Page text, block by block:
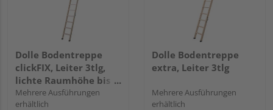
Dolle Bodentreppe
clickFIX, Leiter 3tlg,
lichte Raumhöhe bis
274 cm
Mehrere Ausführungen
erhältlich
Dolle Bodentreppe
extra, Leiter 3tlg
Mehrere Ausführungen
erhältlich